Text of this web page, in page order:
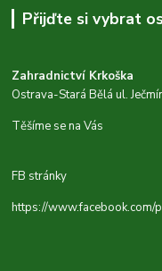
Přijďte si vybrat
Zahradnictví Krkoška
Ostrava-Stará Bělá ul.
Těšíme se na Vás
FB stránky
https://